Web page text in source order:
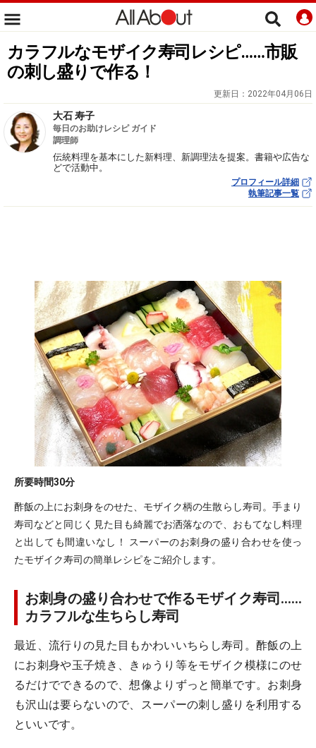
カラフルなモザイク寿司レシピ……市販
の刺し盛りで作る！
更新日： 2022年04月06日
大石 寿子
毎日のお助けレシピ ガイド
調理師
伝統料理を基本にした新料理、新調理法を提案。書籍や広告な
どで活動中。
プロフィール詳細
執筆記事一覧
所要時間30分
酢飯の上にお刺身をのせた、モザイク柄の生散らし寿司。手まり
寿司などと同じく見た目も綺麗でお洒落なので、おもてなし料理
と出しても間違いなし！ スーパーのお刺身の盛り合わせを使っ
たモザイク寿司の簡単レシピをご紹介します。
お刺身の盛り合わせで作るモザイク寿司……
カラフルな生ちらし寿司
最近、流行りの見た目もかわいいちらし寿司。酢飯の上
にお刺身や玉子焼き、きゅうり等をモザイク模様にのせ
るだけでできるので、想像よりずっと簡単です。お刺身
も沢山は要らないので、スーパーの刺し盛りを利用する
といいです。